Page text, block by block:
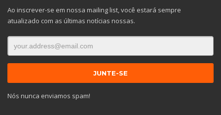
Ao inscrever-se em nossa mailing list, você estará sempre
atualizado com as últimas notícias nossas.
Nós nunca enviamos spam!